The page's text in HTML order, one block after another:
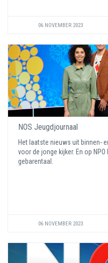
06 NOVEMBER 2023
NOS Jeugdjournaal
Het laatste nieuws uit binnen-
voor de jonge kijker. En op
gebarentaal.
06 NOVEMBER 2023